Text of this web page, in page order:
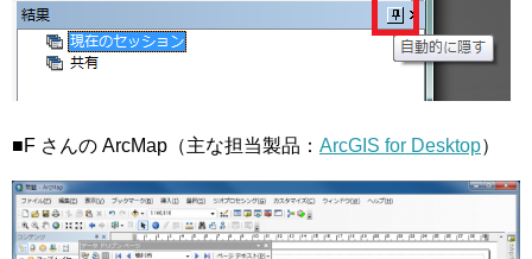
■F さんの ArcMap（主な担当製品： ArcGIS for Desktop）